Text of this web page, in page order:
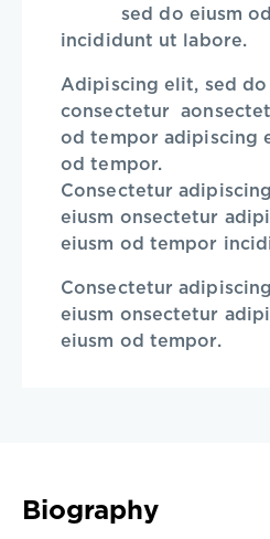
sed do eiusm
incididunt ut labore.
Adipiscing elit, sed do
consectetur
od tempor adipiscing
od tempor.
Consectetur
eiusm onsectetur
eiusm od tempor
Consectetur
eiusm onsectetur
eiusm od tempor.
Biography